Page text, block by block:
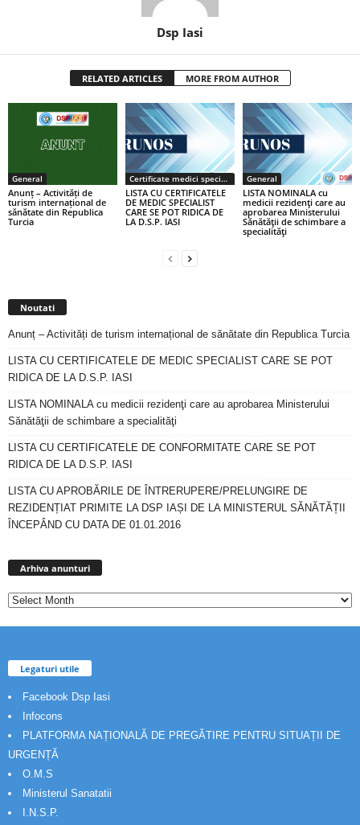
Dsp Iasi
RELATED ARTICLES MORE FROM AUTHOR
General
Anunț – Activități de
turism internațional de
sănătate din Republica
Turcia
Certificate medici specialiști / primari
LISTA CU CERTIFICATELE
DE MEDIC SPECIALIST
CARE SE POT RIDICA DE
LA D.S.P. IASI
General
LISTA NOMINALA cu
medicii rezidenţi care au
aprobarea Ministerului
Sănătăţii de schimbare a
specialităţi
Noutati
Anunț – Activități de turism internațional de sănătate din Republica Turcia
LISTA CU CERTIFICATELE DE MEDIC SPECIALIST CARE SE POT
RIDICA DE LA D.S.P. IASI
LISTA NOMINALA cu medicii rezidenţi care au aprobarea Ministerului
Sănătăţii de schimbare a specialităţi
LISTA CU CERTIFICATELE DE CONFORMITATE CARE SE POT
RIDICA DE LA D.S.P. IASI
LISTA CU APROBĂRILE DE ÎNTRERUPERE/PRELUNGIRE DE
REZIDENȚIAT PRIMITE LA DSP IAȘI DE LA MINISTERUL SĂNĂTĂȚII
ÎNCEPÂND CU DATA DE 01.01.2016
Arhiva anunturi
Legaturi utile
Facebook Dsp Iasi
Infocons
PLATFORMA NAȚIONALĂ DE PREGĂTIRE PENTRU SITUAȚII DE
URGENȚĂ
O.M.S
Ministerul Sanatatii
I.N.S.P.